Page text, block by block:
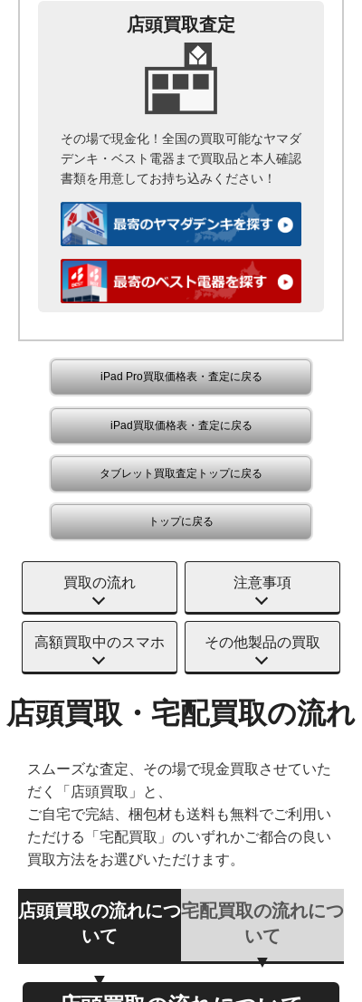
店頭買取査定
その場で現金化！全国の買取可能なヤマダ
デンキ・ベスト電器まで買取品と本人確認
書類を用意してお持ち込みください！
iPad Pro買取価格表・査定に戻る
iPad買取価格表・査定に戻る
タブレット買取査定トップに戻る
トップに戻る
買取の流れ 注意事項
高額買取中のスマホ その他製品の買取
店頭買取・宅配買取の流れ
スムーズな査定、その場で現金買取させていた
だく「店頭買取」と、
ご自宅で完結、梱包材も送料も無料でご利用い
ただける「宅配買取」のいずれかご都合の良い
買取方法をお選びいただけます。
店頭買取の流れにつ
いて
宅配買取の流れにつ
いて